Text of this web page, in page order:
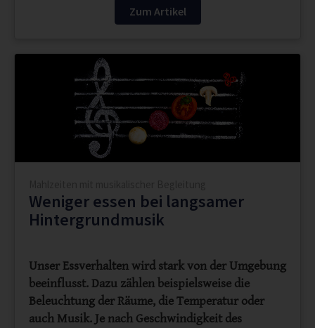
Zum Artikel
Weniger essen bei langsamer
Hintergrundmusik
Unser Essverhalten wird stark von der Umgebung
beeinflusst. Dazu zählen beispielsweise die
Beleuchtung der Räume, die Temperatur oder
auch Musik. Je nach Geschwindigkeit des